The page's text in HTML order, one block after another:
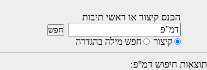
הכנס קיצור או ראשי תיבות
קיצור חפש מילה בהגדרה
תוצאות חיפוש דמ"פ: